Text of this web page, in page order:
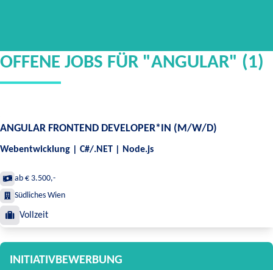
OFFENE JOBS FÜR "ANGULAR" (1)
ANGULAR FRONTEND DEVELOPER*IN (M/W/D)
Webentwicklung | C#/.NET | Node.js
ab € 3.500,-
Südliches Wien
Vollzeit
INITIATIVBEWERBUNG